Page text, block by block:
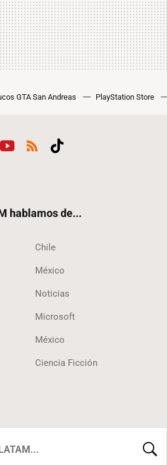
GTA San Andreas PlayStation Store
hablamos de...
Chile
México
Noticias
Microsoft
México
Ciencia Ficción